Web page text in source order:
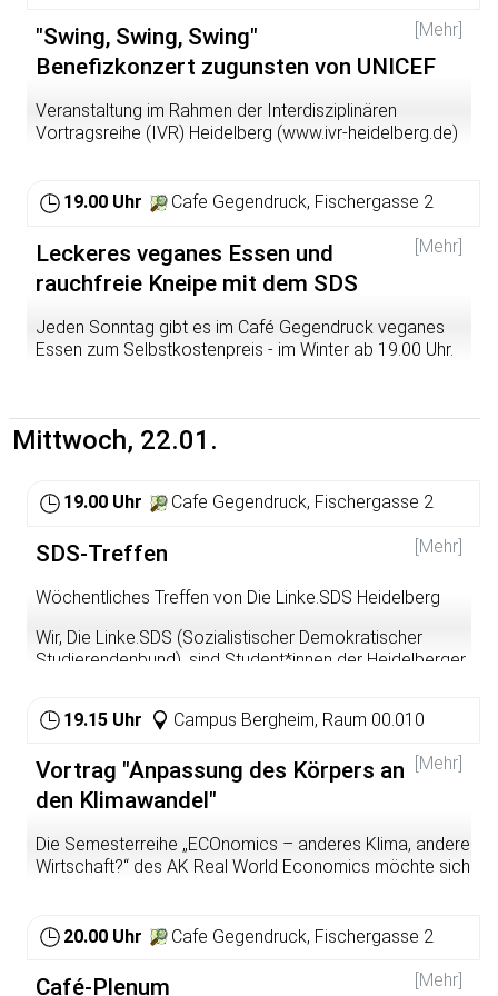
15 Euro inkl. vegetarischer Verpflegung
Referent:
Ulrich Wohland, Werkstatt für Gewaltfreie Aktion
Information und Anmeldung:
Bis 10.Januar bei Lena Burkl,region@eine-welt-
[Mehr]
"Swing, Swing, Swing"
Benefizkonzert zugunsten von UNICEF
Veranstaltung im Rahmen der Interdisziplinären
Vortragsreihe (IVR) Heidelberg (www.ivr-heidelberg.de)
Heidelberg (Plöck 70) "Swing, Swing, Swing"
Benefizkonzert zugunsten von UNICEF
Ein buntes Benefizkonzert der Big Band der
Evangelischen Studierendengemeinde zugunsten von
UNICEF unter dem Motto „Swing, Swing, Swing“ am
Sonntag, den 19. Januar 2020, um 19:00 Uhr in der
Peterskirche Heidelberg.
19.00 Uhr Cafe Gegendruck, Fischergasse 2
[Mehr]
Leckeres veganes Essen und
rauchfreie Kneipe mit dem SDS
Jeden Sonntag gibt es im Café Gegendruck veganes
Essen zum Selbstkostenpreis - im Winter ab 19.00 Uhr.
Mittwoch, 22.01.
19.00 Uhr Cafe Gegendruck, Fischergasse 2
[Mehr]
SDS-Treffen
Wöchentliches Treffen von Die Linke.SDS Heidelberg
Wir, Die Linke.SDS (Sozialistischer Demokratischer
Studierendenbund), sind Student*innen der Heidelberger
Faschismus und Diskriminierung jeglicher Art einsetzen.
oder Infoveranstaltungen findet dabei nicht nur an der
Hochschule statt, sondern ist Teil einer aktiven
Gesellschaft hineingetragen wird.
19.15 Uhr Campus Bergheim, Raum 00.010
[Mehr]
Vortrag "Anpassung des Körpers an
den Klimawandel"
Die Semesterreihe „ECOnomics – anderes Klima, andere
Wirtschaft?“ des AK Real World Economics möchte sich
der Klimawandel in der Ökonomie findet oder finden
Wirtschaften in der Zukunft sein? Dabei sollen auch
20.00 Uhr Cafe Gegendruck, Fischergasse 2
[Mehr]
Café-Plenum